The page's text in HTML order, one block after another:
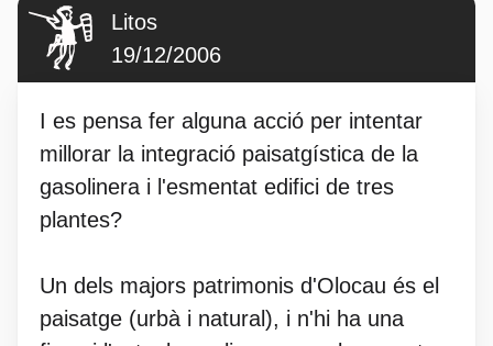
Litos
19/12/2006
I es pensa fer alguna acció per intentar
millorar la integració paisatgística de la
gasolinera i l'esmentat edifici de tres
plantes?
Un dels majors patrimonis d'Olocau és el
paisatge (urbà i natural), i n'hi ha una